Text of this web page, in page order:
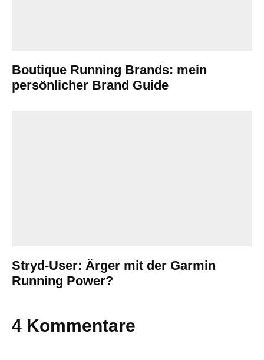
Boutique Running Brands: mein
persönlicher Brand Guide
Stryd-User: Ärger mit der Garmin
Running Power?
4 Kommentare